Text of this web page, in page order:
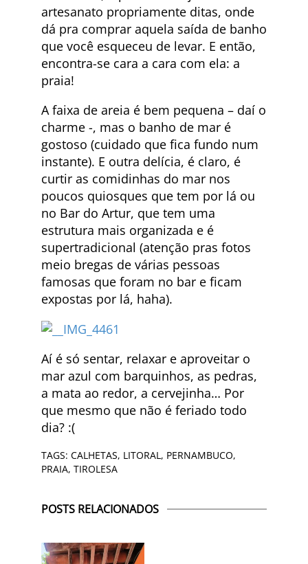
artesanato propriamente ditas, onde
dá pra comprar aquela saída de banho
que você esqueceu de levar. E então,
encontra-se cara a cara com ela: a
praia!
A faixa de areia é bem pequena – daí o
charme -, mas o banho de mar é
gostoso (cuidado que fica fundo num
instante). E outra delícia, é claro, é
curtir as comidinhas do mar nos
poucos quiosques que tem por lá ou
no Bar do Artur, que tem uma
estrutura mais organizada e é
supertradicional (atenção pras fotos
meio bregas de várias pessoas
famosas que foram no bar e ficam
expostas por lá, haha).
Aí é só sentar, relaxar e aproveitar o
mar azul com barquinhos, as pedras,
a mata ao redor, a cervejinha… Por
que mesmo que não é feriado todo
dia? :(
TAGS: CALHETAS, LITORAL, PERNAMBUCO,
PRAIA, TIROLESA
POSTS RELACIONADOS